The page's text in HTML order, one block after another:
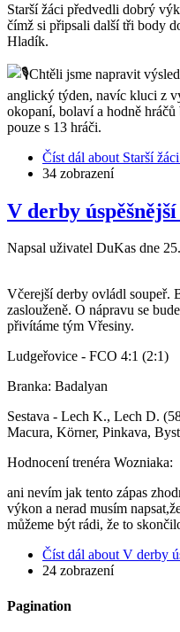
Starší žáci předvedli dobrý
čímž si připsali další tři body
Hladík.
Chtěli jsme napravit
anglický týden, navíc kluci z
okopaní, bolaví a hodně
pouze s 13 hráči.
Číst dál about Starší
34 zobrazení
V derby
Napsal uživatel DuKas dne
Včerejší derby ovládl soupeř.
zaslouženě. O nápravu se
přivítáme tým Vřesiny.
Ludgeřovice - FCO 4:1 (2:1)
Branka: Badalyan
Sestava - Lech K., Lech D.
Macura, Körner, Pinkava,
Hodnocení trenéra Wozniaka:
ani nevím jak tento zápas
výkon a nerad musím
můžeme být rádi, že to
Číst dál about V derby
24 zobrazení
Pagination